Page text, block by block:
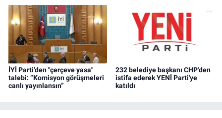
İYİ Parti’den "çerçeve yasa"
talebi: “Komisyon görüşmeleri
canlı yayınlansın”
232 belediye başkanı CHP'den
istifa ederek YENİ Parti'ye
katıldı